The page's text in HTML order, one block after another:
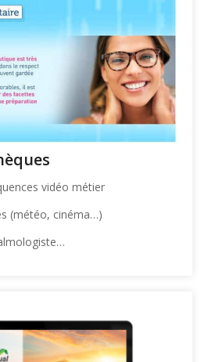
vidéo métier
(météo, cinéma…)